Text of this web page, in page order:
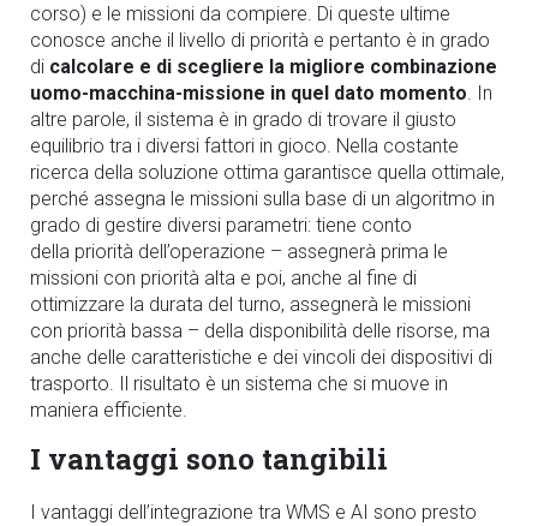
corso) e le missioni da compiere. Di queste ultime
conosce anche il livello di priorità e pertanto è in grado
di calcolare e di scegliere la migliore combinazione
uomo-macchina-missione in quel dato momento. In
altre parole, il sistema è in grado di trovare il giusto
equilibrio tra i diversi fattori in gioco. Nella costante
ricerca della soluzione ottima garantisce quella ottimale,
perché assegna le missioni sulla base di un algoritmo in
grado di gestire diversi parametri: tiene conto
della priorità dell’operazione – assegnerà prima le
missioni con priorità alta e poi, anche al fine di
ottimizzare la durata del turno, assegnerà le missioni
con priorità bassa – della disponibilità delle risorse, ma
anche delle caratteristiche e dei vincoli dei dispositivi di
trasporto. Il risultato è un sistema che si muove in
maniera efficiente.
I vantaggi sono tangibili
I vantaggi dell’integrazione tra WMS e AI sono presto